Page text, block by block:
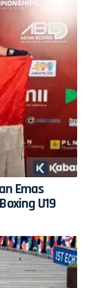
Emas
U19